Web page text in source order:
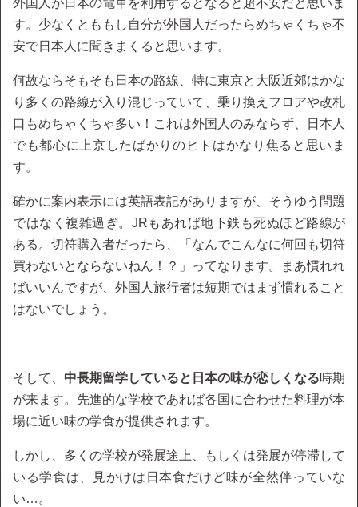
外国人が日本の電車を利用するとなると超不安だと思いま
す。少なくとももし自分が外国人だったらめちゃくちゃ不
安で日本人に聞きまくると思います。
何故ならそもそも日本の路線、特に東京と大阪近郊はかな
り多くの路線が入り混じっていて、乗り換えフロアや改札
口もめちゃくちゃ多い！これは外国人のみならず、日本人
でも都心に上京したばかりのヒトはかなり焦ると思いま
す。
確かに案内表示には英語表記がありますが、そうゆう問題
ではなく複雑過ぎ。JRもあれば地下鉄も死ぬほど路線が
ある。切符購入者だったら、「なんでこんなに何回も切符
買わないとならないねん！？」ってなります。まあ慣れれ
ばいいんですが、外国人旅行者は短期ではまず慣れること
はないでしょう。
そして、 中長期留学していると日本の味が恋しくなる時期
が来ます。先進的な学校であれば各国に合わせた料理が本
場に近い味の学食が提供されます。
しかし、多くの学校が発展途上、もしくは発展が停滞して
いる学食は、見かけは日本食だけど味が全然伴っていな
い…。